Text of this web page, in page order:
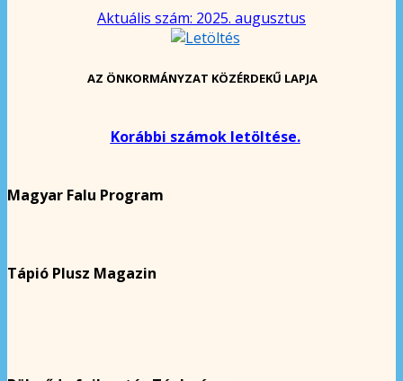
Aktuális szám: 2025. augusztus
AZ ÖNKORMÁNYZAT KÖZÉRDEKŰ LAPJA
Korábbi számok letöltése.
Magyar Falu Program
Tápió Plusz Magazin